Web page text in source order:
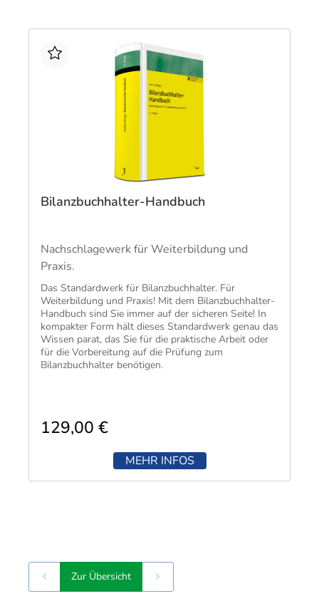
Bilanzbuchhalter-Handbuch
Nachschlagewerk für Weiterbildung und
Praxis.
Das Standardwerk für Bilanzbuchhalter. Für
Weiterbildung und Praxis! Mit dem Bilanzbuchhalter-
Handbuch sind Sie immer auf der sicheren Seite! In
kompakter Form hält dieses Standardwerk genau das
Wissen parat, das Sie für die praktische Arbeit oder
für die Vorbereitung auf die Prüfung zum
Bilanzbuchhalter benötigen.
129,00 €
MEHR INFOS
Zur Übersicht